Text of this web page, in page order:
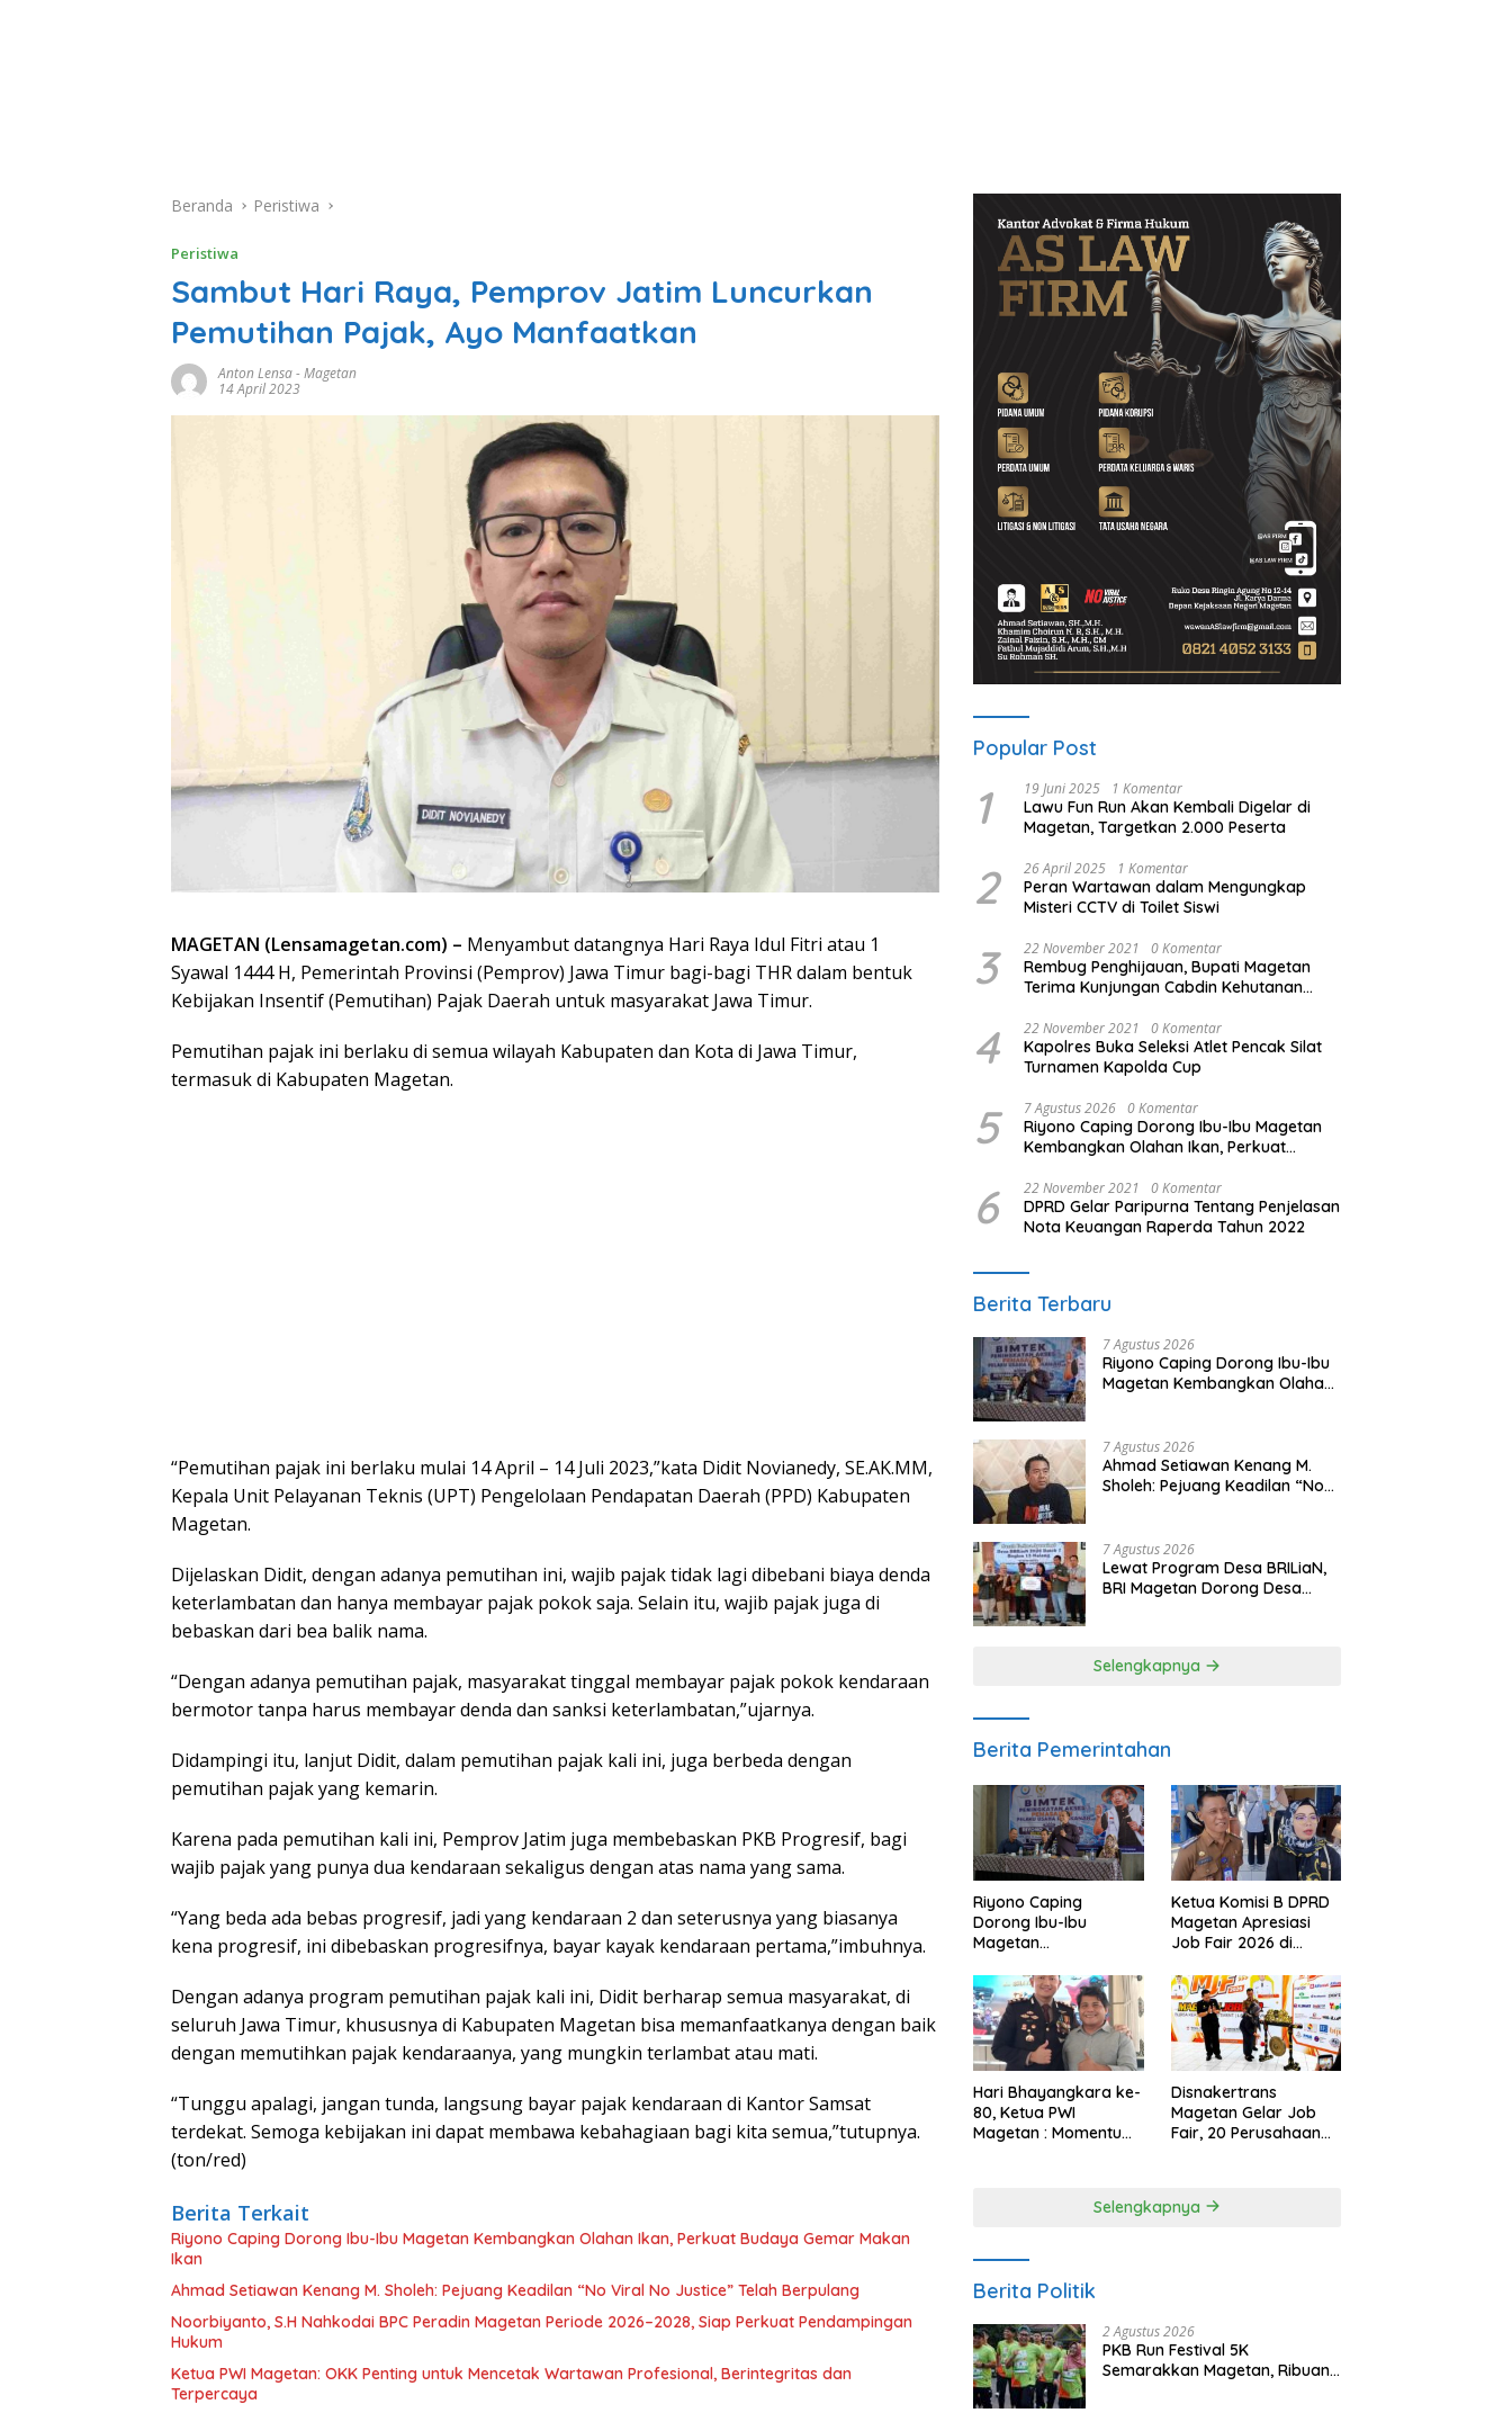
Beranda Peristiwa
Peristiwa
Sambut Hari Raya, Pemprov Jatim Luncurkan
Pemutihan Pajak, Ayo Manfaatkan
Anton Lensa-Magetan
14 April 2023
MAGETAN (Lensamagetan.com) – Menyambut datangnya Hari Raya Idul Fitri atau 1
Syawal 1444 H, Pemerintah Provinsi (Pemprov) Jawa Timur bagi-bagi THR dalam bentuk
Kebijakan Insentif (Pemutihan) Pajak Daerah untuk masyarakat Jawa Timur.
Pemutihan pajak ini berlaku di semua wilayah Kabupaten dan Kota di Jawa Timur,
termasuk di Kabupaten Magetan.
“Pemutihan pajak ini berlaku mulai 14 April – 14 Juli 2023,”kata Didit Novianedy, SE.AK.MM,
Kepala Unit Pelayanan Teknis (UPT) Pengelolaan Pendapatan Daerah (PPD) Kabupaten
Magetan.
Dijelaskan Didit, dengan adanya pemutihan ini, wajib pajak tidak lagi dibebani biaya denda
keterlambatan dan hanya membayar pajak pokok saja. Selain itu, wajib pajak juga di
bebaskan dari bea balik nama.
“Dengan adanya pemutihan pajak, masyarakat tinggal membayar pajak pokok kendaraan
bermotor tanpa harus membayar denda dan sanksi keterlambatan,”ujarnya.
Didampingi itu, lanjut Didit, dalam pemutihan pajak kali ini, juga berbeda dengan
pemutihan pajak yang kemarin.
Karena pada pemutihan kali ini, Pemprov Jatim juga membebaskan PKB Progresif, bagi
wajib pajak yang punya dua kendaraan sekaligus dengan atas nama yang sama.
“Yang beda ada bebas progresif, jadi yang kendaraan 2 dan seterusnya yang biasanya
kena progresif, ini dibebaskan progresifnya, bayar kayak kendaraan pertama,”imbuhnya.
Dengan adanya program pemutihan pajak kali ini, Didit berharap semua masyarakat, di
seluruh Jawa Timur, khususnya di Kabupaten Magetan bisa memanfaatkanya dengan baik
dengan memutihkan pajak kendaraanya, yang mungkin terlambat atau mati.
“Tunggu apalagi, jangan tunda, langsung bayar pajak kendaraan di Kantor Samsat
terdekat. Semoga kebijakan ini dapat membawa kebahagiaan bagi kita semua,”tutupnya.
(ton/red)
Berita Terkait
Riyono Caping Dorong Ibu-Ibu Magetan Kembangkan Olahan Ikan, Perkuat Budaya Gemar Makan
Ikan
Ahmad Setiawan Kenang M. Sholeh: Pejuang Keadilan “No Viral No Justice” Telah Berpulang
Noorbiyanto, S.H Nahkodai BPC Peradin Magetan Periode 2026–2028, Siap Perkuat Pendampingan
Hukum
Ketua PWI Magetan: OKK Penting untuk Mencetak Wartawan Profesional, Berintegritas dan
Terpercaya
Popular Post
1 19 Juni 2025 1 Komentar
Lawu Fun Run Akan Kembali Digelar di
Magetan, Targetkan 2.000 Peserta
2 26 April 2025 1 Komentar
Peran Wartawan dalam Mengungkap
Misteri CCTV di Toilet Siswi
3 22 November 2021 0 Komentar
Rembug Penghijauan, Bupati Magetan
Terima Kunjungan Cabdin Kehutanan
4 22 November 2021 0 Komentar
Kapolres Buka Seleksi Atlet Pencak Silat
Turnamen Kapolda Cup
5 7 Agustus 2026 0 Komentar
Riyono Caping Dorong Ibu-Ibu Magetan
Kembangkan Olahan Ikan, Perkuat
6 22 November 2021 0 Komentar
DPRD Gelar Paripurna Tentang Penjelasan
Nota Keuangan Raperda Tahun 2022
Berita Terbaru
7 Agustus 2026
Riyono Caping Dorong Ibu-Ibu
Magetan Kembangkan Olahan
7 Agustus 2026
Ahmad Setiawan Kenang M.
Sholeh: Pejuang Keadilan “No
7 Agustus 2026
Lewat Program Desa BRILiaN,
BRI Magetan Dorong Desa
Selengkapnya
Berita Pemerintahan
Riyono Caping
Dorong Ibu-Ibu
Magetan
Ikan, Perkuat Budaya
Gemar Makan Ikan
Ketua Komisi B DPRD
Magetan Apresiasi
Job Fair 2026 di
Anggaran
Hari Bhayangkara ke-
80, Ketua PWI
Magetan : Momentum
Disnakertrans
Magetan Gelar Job
Fair, 20 Perusahaan
Selengkapnya
Berita Politik
2 Agustus 2026
PKB Run Festival 5K
Semarakkan Magetan, Ribuan